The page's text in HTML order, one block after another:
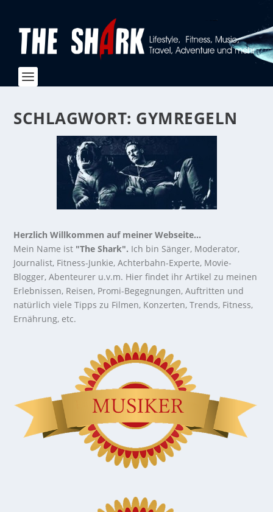
SCHLAGWORT: GYMREGELN
Herzlich Willkommen auf meiner Webseite...
Mein Name ist "The Shark". Ich bin Sänger, Moderator,
Journalist, Fitness-Junkie, Achterbahn-Experte, Movie-
Blogger, Abenteurer u.v.m. Hier findet ihr Artikel zu meinen
Erlebnissen, Reisen, Promi-Begegnungen, Auftritten und
natürlich viele Tipps zu Filmen, Konzerten, Trends, Fitness,
Ernährung, etc.